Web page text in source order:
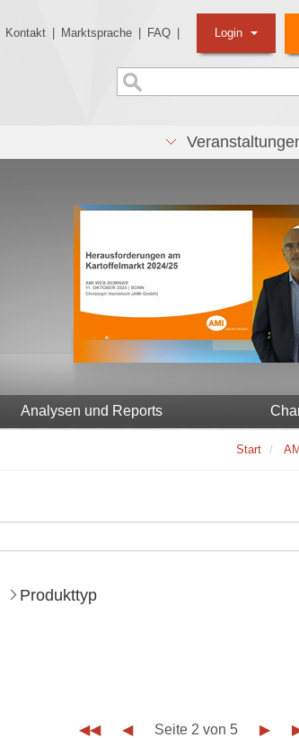
Kontakt Marktsprache FAQ Login
Analysen und Reports
Start
Produkttyp
◀◀ ◀ Seite 2 von 5 ▶